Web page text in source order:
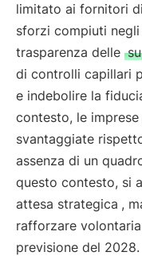
limitato ai fornitori
sforzi compiuti
trasparenza delle
di controlli capillari
e indebolire la
contesto, le
svantaggiate
assenza di un
questo contesto, si
attesa strategica ,
rafforzare
previsione del 2028.